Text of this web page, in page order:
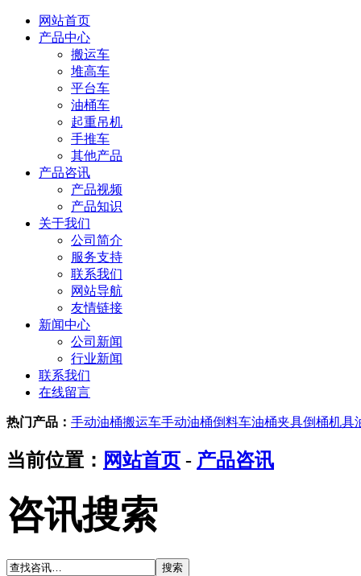
网站首页
产品中心
搬运车
堆高车
平台车
油桶车
起重吊机
手推车
其他产品
产品咨讯
产品视频
产品知识
关于我们
公司简介
服务支持
联系我们
网站导航
友情链接
新闻中心
公司新闻
行业新闻
联系我们
在线留言
热门产品： 手动油桶搬运车手动油桶倒料车油桶夹具倒桶机具
当前位置： 网站首页 - 产品咨讯
咨讯搜索